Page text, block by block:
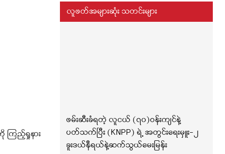
ကြည့်ရှုနား
လူဖတ်အများဆုံး သတင်းများ
ဖမ်းဆီးခံရတဲ့ လူငယ် (၇၀)ဝန်းကျင်နဲ့
ပတ်သက်ပြီး (KNPP) ရဲ့ အတွင်းရေးမှူး-၂
ခူးဒယ်နီရယ်နဲ့ဆက်သွယ်မေးမြန်း